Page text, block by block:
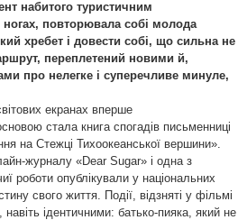
набитого туристичним
повторювала собі молода
хребет і довести собі, що сильна не
переплетений новими й,
про нелегке і суперечливе минуле,
екранах вперше
стала книга спогадів письменниці
на Стежці Тихоокеанської вершини».
журналу «Dear Sugar» і одна з
роботи опублікували у національних
свого життя. Події, відзняті у фільмі
ідентичними: батько-пияка, який не